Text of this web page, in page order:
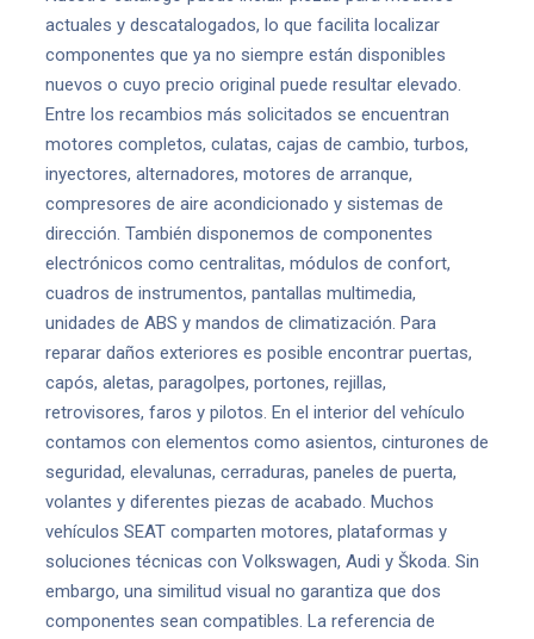
actuales y descatalogados, lo que facilita localizar
componentes que ya no siempre están disponibles
nuevos o cuyo precio original puede resultar elevado.
Entre los recambios más solicitados se encuentran
motores completos, culatas, cajas de cambio, turbos,
inyectores, alternadores, motores de arranque,
compresores de aire acondicionado y sistemas de
dirección. También disponemos de componentes
electrónicos como centralitas, módulos de confort,
cuadros de instrumentos, pantallas multimedia,
unidades de ABS y mandos de climatización. Para
reparar daños exteriores es posible encontrar puertas,
capós, aletas, paragolpes, portones, rejillas,
retrovisores, faros y pilotos. En el interior del vehículo
contamos con elementos como asientos, cinturones de
seguridad, elevalunas, cerraduras, paneles de puerta,
volantes y diferentes piezas de acabado. Muchos
vehículos SEAT comparten motores, plataformas y
soluciones técnicas con Volkswagen, Audi y Škoda. Sin
embargo, una similitud visual no garantiza que dos
componentes sean compatibles. La referencia de